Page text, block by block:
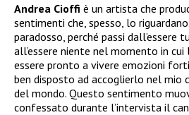
Andrea Cioffi è un artista che
sentimenti che, spesso, lo
paradosso, perché passi dall’essere
all’essere niente nel momento in cui
essere pronto a vivere emozioni
ben disposto ad accoglierlo nel mio
del mondo. Questo sentimento
confessato durante l’intervista il